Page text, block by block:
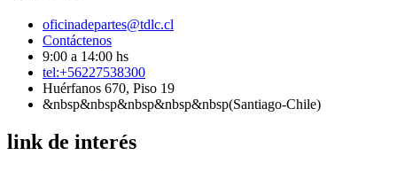
oficinadepartes@tdlc.cl
Contáctenos
9:00 a 14:00 hs
tel:+56227538300
Huérfanos 670, Piso 19
&nbsp&nbsp&nbsp&nbsp&nbsp(Santiago-Chile)
link de interés